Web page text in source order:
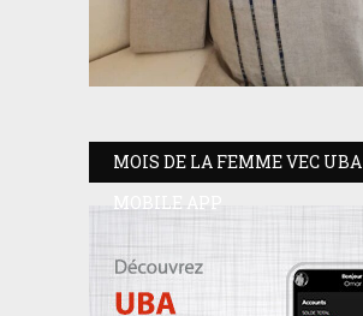
MOIS DE LA FEMME VEC UBA
MOBILE APP